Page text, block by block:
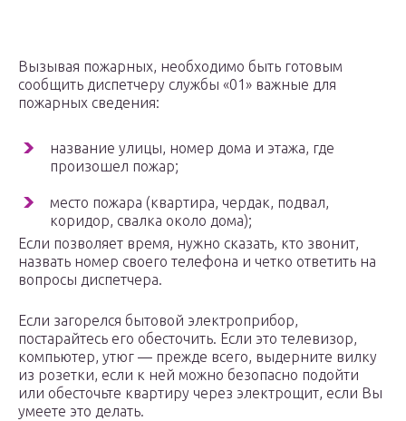
Вызывая пожарных, необходимо быть готовым
сообщить диспетчеру службы «01» важные для
пожарных сведения:
название улицы, номер дома и этажа, где
произошел пожар;
место пожара (квартира, чердак, подвал,
коридор, свалка около дома);
Если позволяет время, нужно сказать, кто звонит,
назвать номер своего телефона и четко ответить на
вопросы диспетчера.
Если загорелся бытовой электроприбор,
постарайтесь его обесточить. Если это телевизор,
компьютер, утюг — прежде всего, выдерните вилку
из розетки, если к ней можно безопасно подойти
или обесточьте квартиру через электрощит, если Вы
умеете это делать.